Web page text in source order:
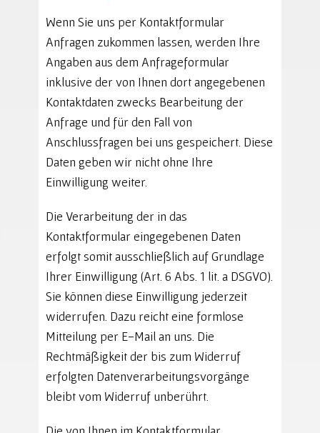
Wenn Sie uns per Kontaktformular
Anfragen zukommen lassen, werden Ihre
Angaben aus dem Anfrageformular
inklusive der von Ihnen dort angegebenen
Kontaktdaten zwecks Bearbeitung der
Anfrage und für den Fall von
Anschlussfragen bei uns gespeichert. Diese
Daten geben wir nicht ohne Ihre
Einwilligung weiter.
Die Verarbeitung der in das
Kontaktformular eingegebenen Daten
erfolgt somit ausschließlich auf Grundlage
Ihrer Einwilligung (Art. 6 Abs. 1 lit. a DSGVO).
Sie können diese Einwilligung jederzeit
widerrufen. Dazu reicht eine formlose
Mitteilung per E-Mail an uns. Die
Rechtmäßigkeit der bis zum Widerruf
erfolgten Datenverarbeitungsvorgänge
bleibt vom Widerruf unberührt.